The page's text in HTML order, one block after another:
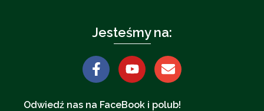
Jesteśmy na:
Odwiedź nas na FaceBook i polub!